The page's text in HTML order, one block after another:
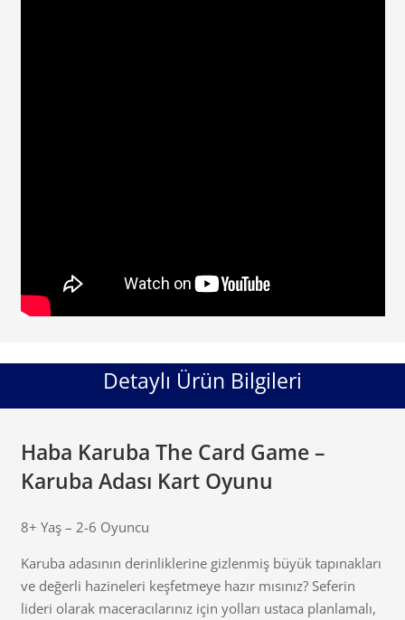
Detaylı Ürün Bilgileri
Haba Karuba The Card Game –
Karuba Adası Kart Oyunu
8+ Yaş – 2-6 Oyuncu
Karuba adasının derinliklerine gizlenmiş büyük tapınakları
ve değerli hazineleri keşfetmeye hazır mısınız? Seferin
lideri olarak maceracılarınız için yolları ustaca planlamalı,